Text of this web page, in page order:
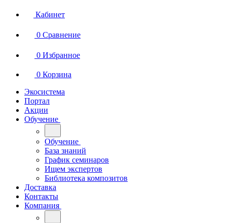
Кабинет
0 Сравнение
0 Избранное
0 Корзина
Экосистема
Портал
Акции
Обучение
Обучение
База знаний
График семинаров
Ищем экспертов
Библиотека композитов
Доставка
Контакты
Компания